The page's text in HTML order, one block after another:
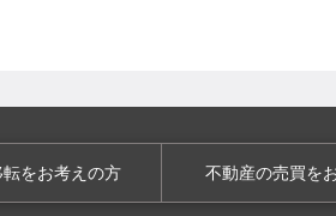
転をお考えの方 不動産の売買を
スケジュール 店舗運営サポート